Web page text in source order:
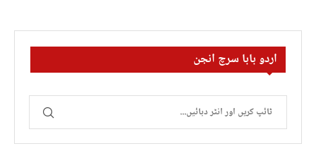
اردو بابا سرچ انجن